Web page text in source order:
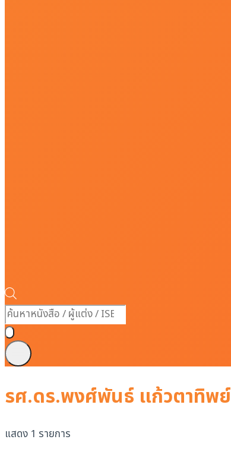
Products
search
รศ.ดร.พงศ์พันธ์ แก้วตาทิพย์
แสดง 1 รายการ